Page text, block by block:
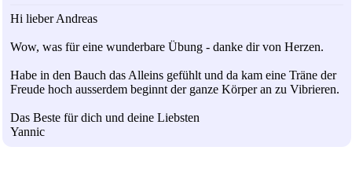
Hi lieber Andreas
Wow, was für eine wunderbare Übung - danke dir von Herzen.
Habe in den Bauch das Alleins gefühlt und da kam eine Träne der
Freude hoch ausserdem beginnt der ganze Körper an zu Vibrieren.
Das Beste für dich und deine Liebsten
Yannic